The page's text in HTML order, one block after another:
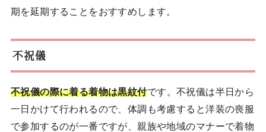
期を延期することをおすすめします。
不祝儀
不祝儀の際に着る着物は黒紋付です。不祝儀は半日から
一日かけて行われるので、体調も考慮すると洋装の喪服
で参加するのが一番ですが、親族や地域のマナーで着物